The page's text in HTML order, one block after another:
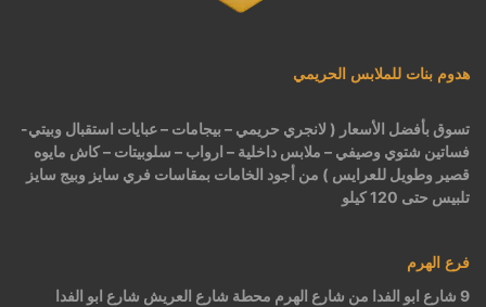
هدوم بنات للملابس الحريمي
تسوق بأفضل الأسعار ( لانجري حريمي – بيجامات – عبايات استقبال وبيتي-
فساتين شتوي وصيفي – ملابس داخلية – ارواب – سلوبيتات – كاش مايوه
قصير وطويل للعرايس ) من أجود الخامات بمقاسات فري سايز وبيج سايز
تلبيس حتى 120 كيلو
فرع الهرم
9 شارع ابو الفدا من شارع الهرم محطة شارع العريش شارع ابو الفدا